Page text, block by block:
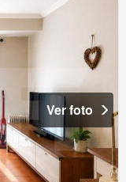
Ver foto